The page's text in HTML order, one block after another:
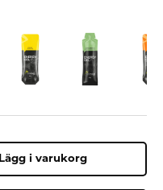
Lägg i varukorg